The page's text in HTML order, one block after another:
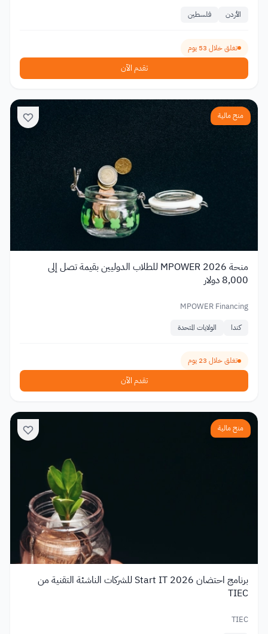
الأردن فلسطين
تغلق خلال 53 يوم
تقدم الآن
منح مالية
منحة MPOWER 2026 للطلاب الدوليين بقيمة تصل إلى
8,000 دولار
MPOWER Financing
كندا الولايات المتحدة
تغلق خلال 23 يوم
تقدم الآن
منح مالية
برنامج احتضان Start IT 2026 للشركات الناشئة التقنية من
TIEC
TIEC